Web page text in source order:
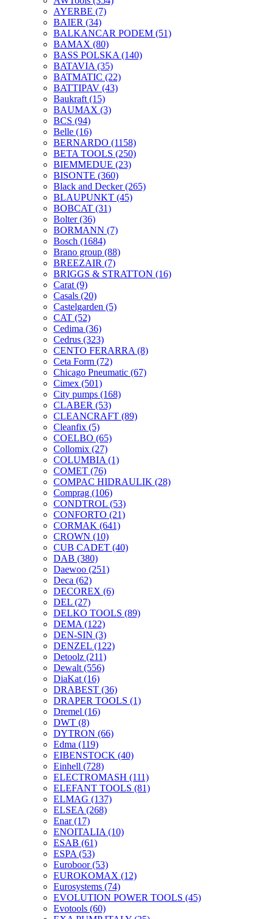
AYERBE (7)
BAIER (34)
BALKANCAR PODEM (51)
BAMAX (80)
BASS POLSKA (140)
BATAVIA (35)
BATMATIC (22)
BATTIPAV (43)
Baukraft (15)
BAUMAX (3)
BCS (94)
Belle (16)
BERNARDO (1158)
BETA TOOLS (250)
BIEMMEDUE (23)
BISONTE (360)
Black and Decker(265)
BLAUPUNKT (45)
BOBCAT (31)
Bolter(36)
BORMANN (7)
Bosch (1684)
Brano group (88)
BREEZAIR (7)
BRIGGS & STRATTON (16)
Carat (9)
Casals (20)
Castelgarden (5)
CAT (52)
Cedima (36)
Cedrus (323)
CENTO FERARRA (8)
Ceta Form (72)
Chicago Pneumatic (67)
Cimex (501)
City pumps (168)
CLABER (53)
CLEANCRAFT (89)
Cleanfix (5)
COELBO (65)
Collomix (27)
COLUMBIA (1)
COMET (76)
COMPAC HIDRAULIK (28)
Comprag (106)
CONDTROL (53)
CONFORTO (21)
CORMAK (641)
CROWN (10)
CUB CADET (40)
DAB (380)
Daewoo (251)
Deca (62)
DECOREX (6)
DEL (27)
DELKO TOOLS (89)
DEMA (122)
DEN-SIN (3)
DENZEL (122)
Detoolz (211)
Dewalt (556)
DiaKat (16)
DRABEST (36)
DRAPER TOOLS (1)
Dremel (16)
DWT (8)
DYTRON (66)
Edma (119)
EIBENSTOCK (40)
Einhell (728)
ELECTROMASH (111)
ELEFANT TOOLS (81)
ELMAG (137)
ELSEA (268)
Enar(17)
ENOITALIA (10)
ESAB (61)
ESPA (53)
Euroboor(53)
EUROKOMAX (12)
Eurosystems (74)
EVOLUTION POWER TOOLS (45)
Evotools (60)